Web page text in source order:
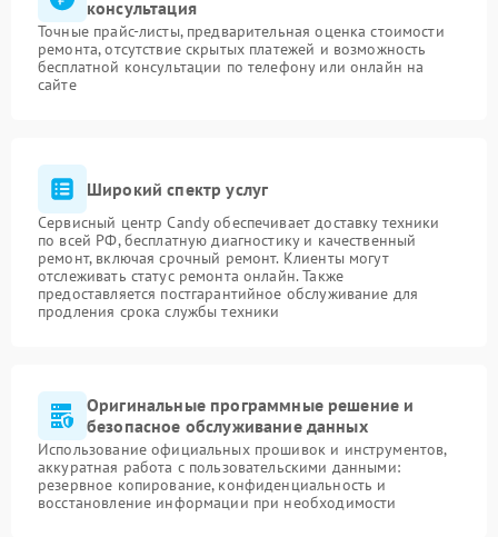
консультация
Точные прайс-листы, предварительная оценка стоимости
ремонта, отсутствие скрытых платежей и возможность
бесплатной консультации по телефону или онлайн на
сайте
Широкий спектр услуг
Сервисный центр Candy обеспечивает доставку техники
по всей РФ, бесплатную диагностику и качественный
ремонт, включая срочный ремонт. Клиенты могут
отслеживать статус ремонта онлайн. Также
предоставляется постгарантийное обслуживание для
продления срока службы техники
Оригинальные программные решение и
безопасное обслуживание данных
Использование официальных прошивок и инструментов,
аккуратная работа с пользовательскими данными:
резервное копирование, конфиденциальность и
восстановление информации при необходимости